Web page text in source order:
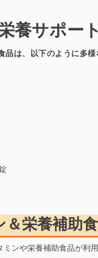
養サポート
品は、以下のように多
＆栄養補助
ンや栄養補助食品が利用